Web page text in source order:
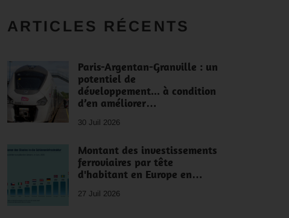
ARTICLES RÉCENTS
Paris-Argentan-Granville : un
potentiel de
développement... à condition
d’en améliorer…
30 Juil 2026
Montant des investissements
ferroviaires par tête
d'habitant en Europe en…
27 Juil 2026